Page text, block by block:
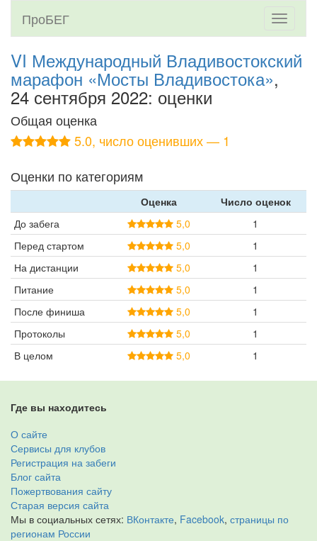
Toggle
ПроБЕГ
VI Международный Владивостокский
марафон «Мосты Владивостока»,
24 сентября 2022: оценки
Общая оценка
5.0, число оценивших — 1
Оценки по категориям
Оценка
Число оценок
До забега
5,0
1
Перед стартом
5,0
1
На дистанции
5,0
1
Питание
5,0
1
После финиша
5,0
1
Протоколы
5,0
1
В целом
5,0 1
Где вы находитесь
О сайте
Сервисы для клубов
Регистрация на забеги
Блог сайта
Пожертвования сайту
Старая версия сайта
Мы в социальных сетях: ВКонтакте, Facebook, страницы по
регионам России